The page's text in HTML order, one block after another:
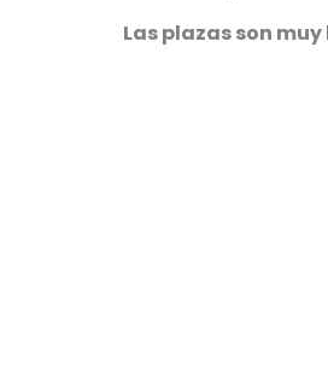
Las plazas son